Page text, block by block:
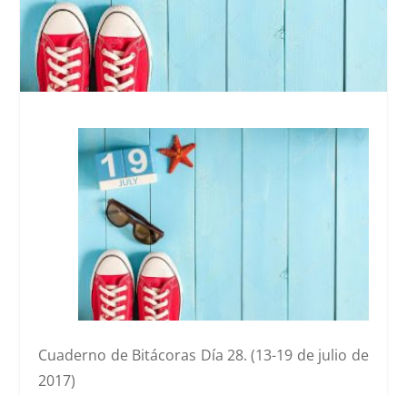
Cuaderno de Bitácoras Día 28. (13-19 de julio de
2017)